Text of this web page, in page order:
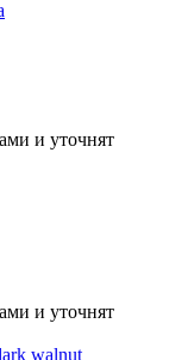
и уточнят
и уточнят